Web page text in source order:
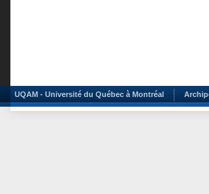
UQAM - Université du Québec à Montréal